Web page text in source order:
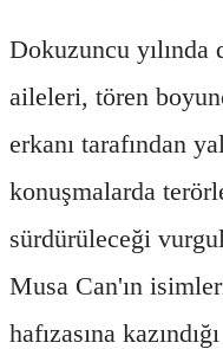
Dokuzuncu yılında
aileleri, tören
erkanı tarafından
konuşmalarda
sürdürüleceği
Musa Can'ın
hafızasına